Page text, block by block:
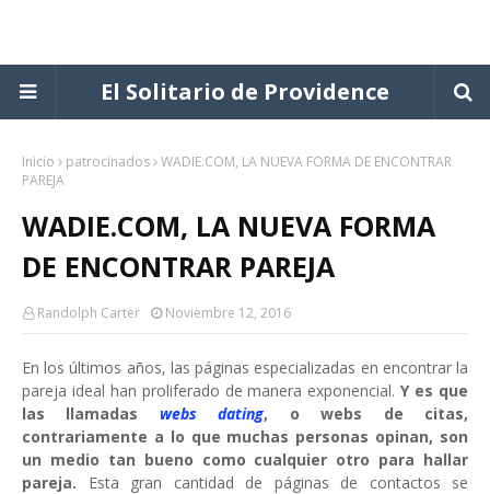
El Solitario de Providence
Inicio patrocinados WADIE.COM, LA NUEVA FORMA DE ENCONTRAR
PAREJA
WADIE.COM, LA NUEVA FORMA
DE ENCONTRAR PAREJA
Randolph Carter Noviembre 12, 2016
En los últimos años, las páginas especializadas en encontrar la
pareja ideal han proliferado de manera exponencial.Y es que
las llamadas webs dating, o webs de citas,
contrariamente a lo que muchas personas opinan, son
un medio tan bueno como cualquier otro para hallar
pareja. Esta gran cantidad de páginas de contactos se